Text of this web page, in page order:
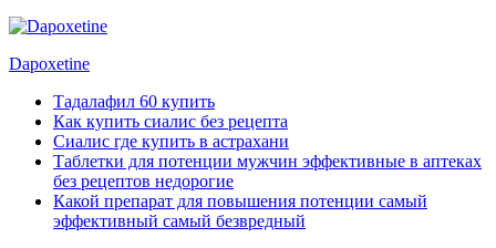
Dapoxetine
Тадалафил 60 купить
Как купить сиалис без рецепта
Сиалис где купить в астрахани
Таблетки для потенции мужчин эффективные в аптеках
без рецептов недорогие
Какой препарат для повышения потенции самый
эффективный самый безвредный